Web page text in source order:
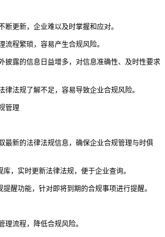
断更新，企业难以及时掌握和应对。
流程繁琐，容易产生合规风险。
披露的信息日益增多，对信息准确性、及时性要求
律法规了解不足，容易导致企业合规风险。
管理
最新的法律法规信息，确保企业合规管理与时俱
，实时更新法律法规，便于企业查询。
醒功能，针对即将到期的合规事项进行提醒。
理流程，降低合规风险。